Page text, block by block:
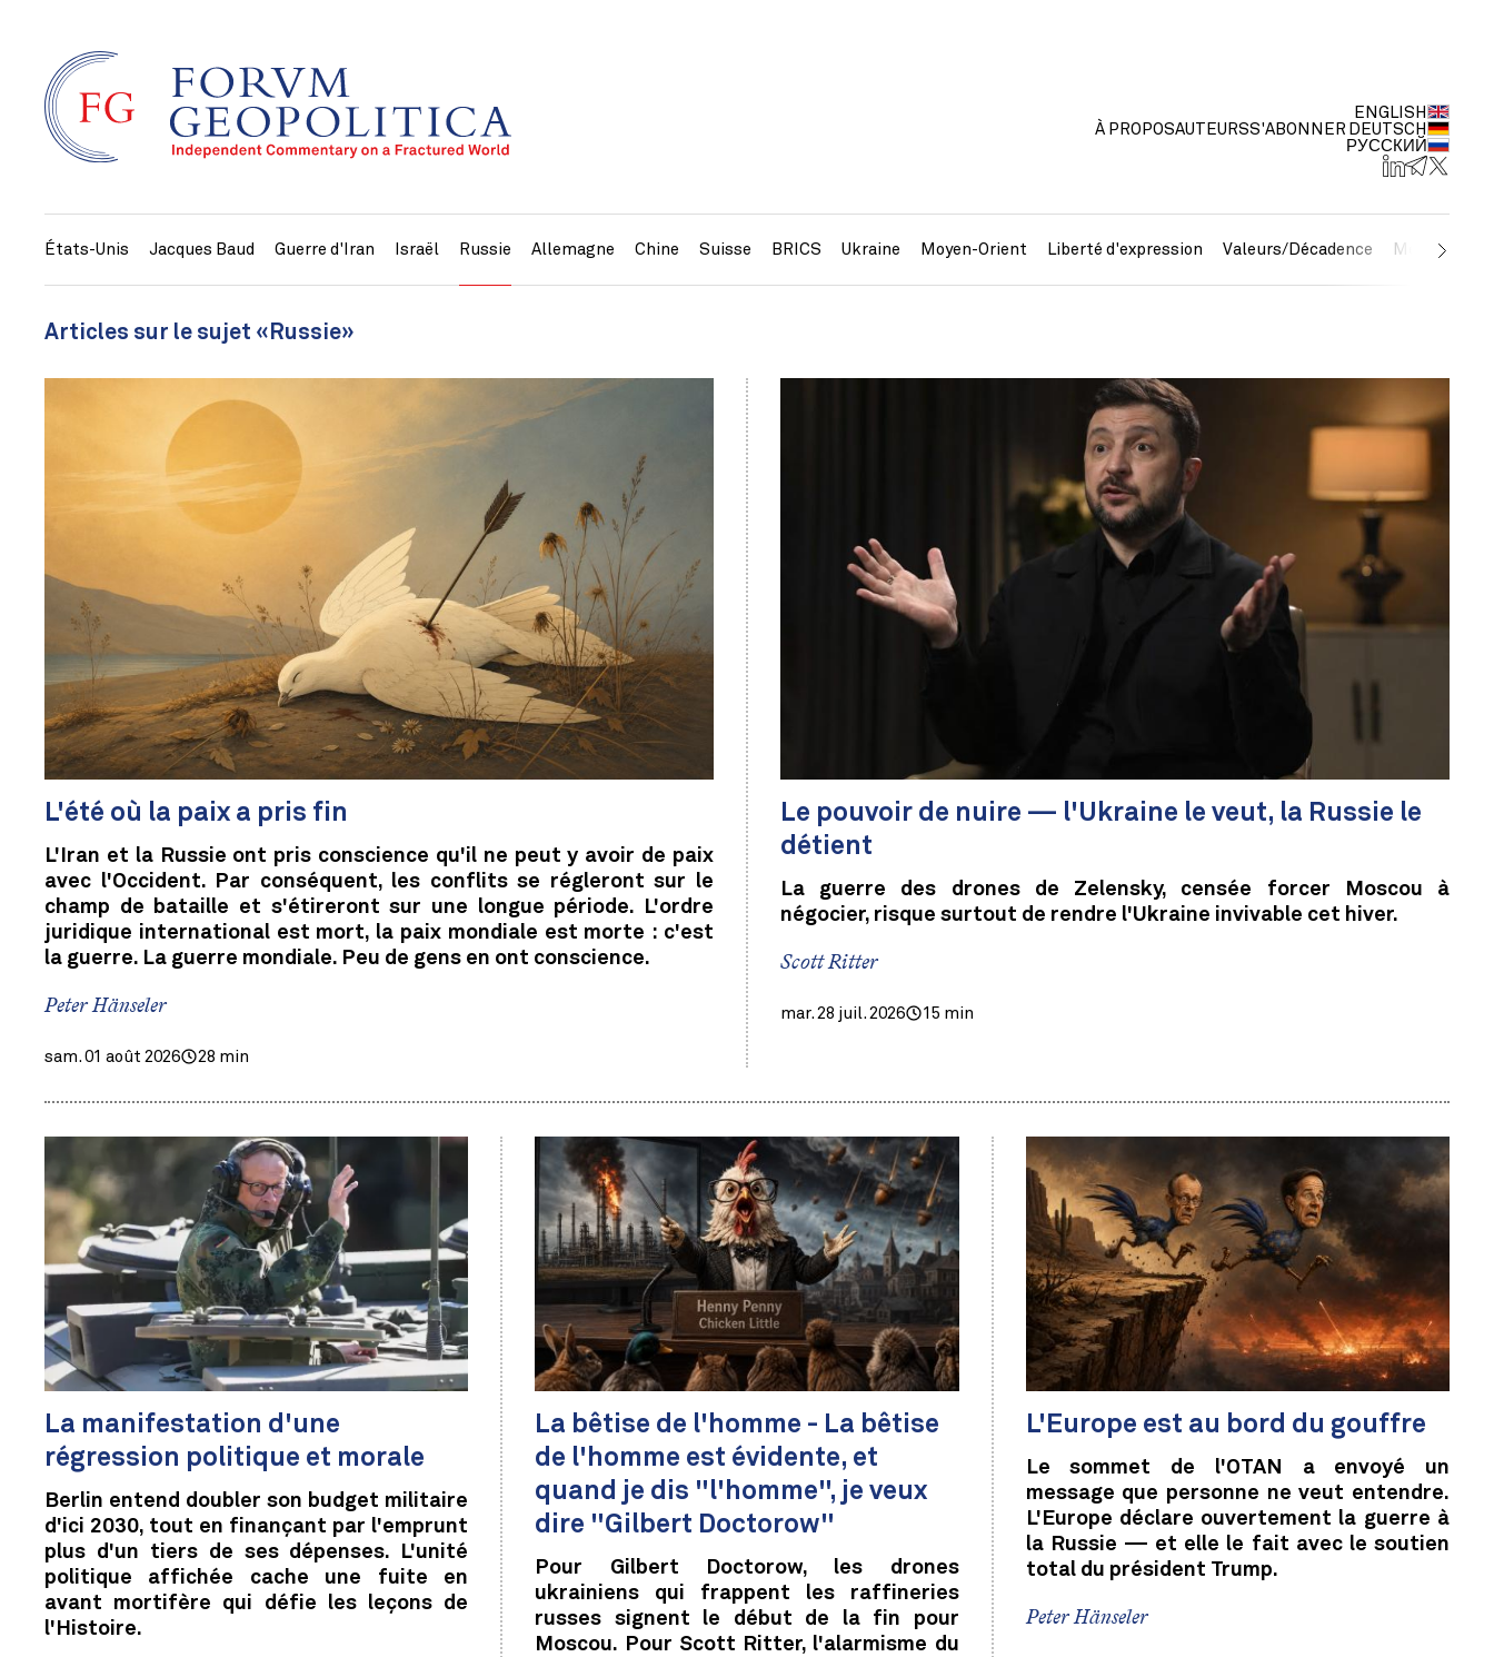
À PROPOSAUTEURSS'ABONNER
ENGLISH
DEUTSCH
РУССКИЙ
États-Unis Jacques Baud Guerre d'Iran Israël Russie Allemagne Chine Suisse BRICS Ukraine Moyen-Orient Liberté d'expression Valeurs/Décadence Métaux
Articles sur le sujet «Russie»
L'été où la paix a pris fin
L'Iran et la Russie ont pris conscience qu'il ne peut y avoir de paix
avec l'Occident. Par conséquent, les conflits se régleront sur le
champ de bataille et s'étireront sur une longue période. L'ordre
juridique international est mort, la paix mondiale est morte : c'est
la guerre. La guerre mondiale. Peu de gens en ont conscience.
Peter Hänseler
sam. 01 août 2026 28 min
Le pouvoir de nuire — l'Ukraine le veut, la Russie le
détient
La guerre des drones de Zelensky, censée forcer Moscou à
négocier, risque surtout de rendre l'Ukraine invivable cet hiver.
Scott Ritter
mar. 28 juil. 2026 15 min
La manifestation d'une
régression politique et morale
Berlin entend doubler son budget militaire
d'ici 2030, tout en finançant par l'emprunt
plus d'un tiers de ses dépenses. L'unité
politique affichée cache une fuite en
avant mortifère qui défie les leçons de
l'Histoire.
La bêtise de l'homme - La bêtise
de l'homme est évidente, et
quand je dis "l'homme", je veux
dire "Gilbert Doctorow"
Pour Gilbert Doctorow, les drones
ukrainiens qui frappent les raffineries
russes signent le début de la fin pour
Moscou. Pour Scott Ritter, l'alarmisme du
L'Europe est au bord du gouffre
Le sommet de l'OTAN a envoyé un
message que personne ne veut entendre.
L'Europe déclare ouvertement la guerre à
la Russie — et elle le fait avec le soutien
total du président Trump.
Peter Hänseler